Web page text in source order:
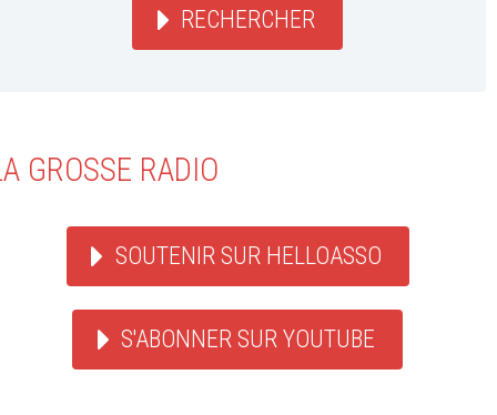
RECHERCHER
GROSSE RADIO
SOUTENIR SUR HELLOASSO
S'ABONNER SUR YOUTUBE